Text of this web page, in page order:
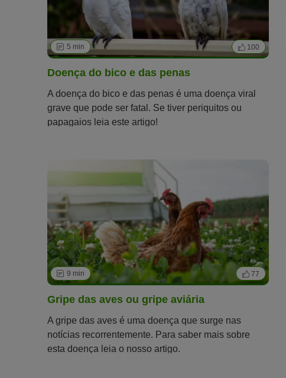
5 min 100
Doença do bico e das penas
A doença do bico e das penas é uma doença viral
grave que pode ser fatal. Se tiver periquitos ou
papagaios leia este artigo!
9 min 77
Gripe das aves ou gripe aviária
A gripe das aves é uma doença que surge nas
notícias recorrentemente. Para saber mais sobre
esta doença leia o nosso artigo.